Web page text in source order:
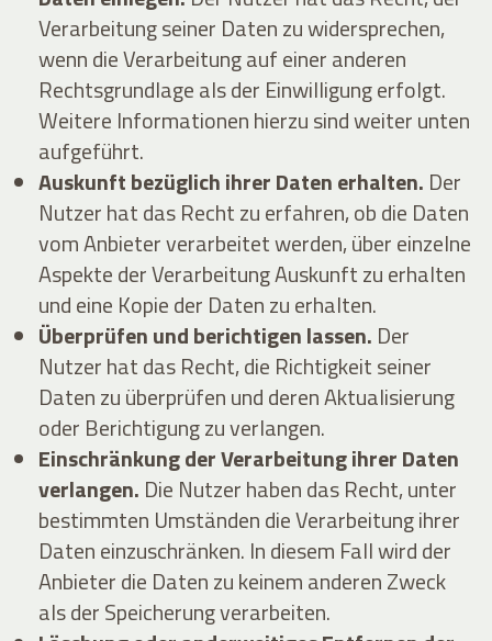
Verarbeitung seiner Daten zu widersprechen,
wenn die Verarbeitung auf einer anderen
Rechtsgrundlage als der Einwilligung erfolgt.
Weitere Informationen hierzu sind weiter unten
aufgeführt.
Auskunft bezüglich ihrer Daten erhalten. Der
Nutzer hat das Recht zu erfahren, ob die Daten
vom Anbieter verarbeitet werden, über einzelne
Aspekte der Verarbeitung Auskunft zu erhalten
und eine Kopie der Daten zu erhalten.
Überprüfen und berichtigen lassen. Der
Nutzer hat das Recht, die Richtigkeit seiner
Daten zu überprüfen und deren Aktualisierung
oder Berichtigung zu verlangen.
Einschränkung der Verarbeitung ihrer Daten
verlangen. Die Nutzer haben das Recht, unter
bestimmten Umständen die Verarbeitung ihrer
Daten einzuschränken. In diesem Fall wird der
Anbieter die Daten zu keinem anderen Zweck
als der Speicherung verarbeiten.